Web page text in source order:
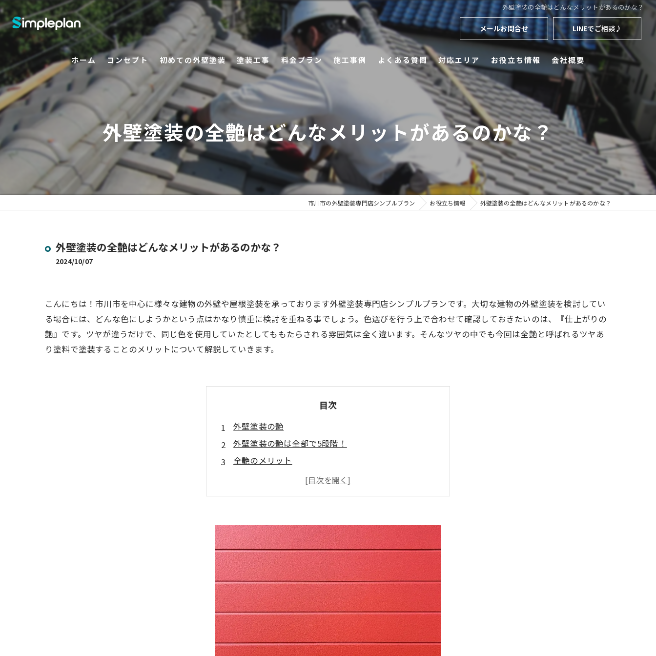
外壁塗装の全艶はどんなメリットがあるのかな？
メールお問合せ LINEでご相談♪
ホーム コンセプト 初めての外壁塗装
悪徳業者に騙されないために
外壁塗装の流れ
塗装工事
マンション・店舗などの外壁塗装
窯業系サイディング
金属系サイディング
樹脂系サイディング
木質系サイディング
ALC
料金プラン
カラーシミュレーション
他社のお見積りをお持ちの方へ
施工事例 よくある質問 対応エリア お役立ち情報 会社概要
採用情報
外壁塗装の全艶はどんなメリットがあるのかな？
市川市の外壁塗装専門店シンプルプラン お役立ち情報 外壁塗装の全艶はどんなメリットがあるのかな？
外壁塗装の全艶はどんなメリットがあるのかな？
2024/10/07
こんにちは！市川市を中心に様々な建物の外壁や屋根塗装を承っております外壁塗装専門店シンプルプランです。大切な建物の外壁塗装を検討してい
る場合には、どんな色にしようかという点はかなり慎重に検討を重ねる事でしょう。色選びを行う上で合わせて確認しておきたいのは、『仕上がりの
艶』です。ツヤが違うだけで、同じ色を使用していたとしてももたらされる雰囲気は全く違います。そんなツヤの中でも今回は全艶と呼ばれるツヤあ
り塗料で塗装することのメリットについて解説していきます。
目次
外壁塗装の艶
外壁塗装の艶は全部で5段階！
全艶のメリット
新築のような艶めきに仕上がる
耐久年数を長く保てる
表面の陰影が深みを演出
艶は永久的ではない。デメリットの把握も重要です。
外壁塗装を全艶で行うなら両面をしっかり認識しよう